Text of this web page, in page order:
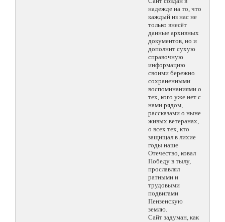
надежде на то, что
каждый из нас не
только внесёт
данные архивных
документов, но и
дополнит сухую
справочную
информацию
своими бережно
сохраненными
воспоминаниями о
тех, кого уже нет с
нами рядом,
рассказами о ныне
живых ветеранах,
о всех тех, кто
защищал в лихие
годы наше
Отечество, ковал
Победу в тылу,
прославлял
ратными и
трудовыми
подвигами
Пензенскую
землю.
Сайт задуман, как